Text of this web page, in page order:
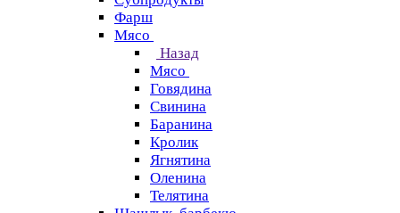
Фарш
Мясо
Назад
Мясо
Говядина
Свинина
Баранина
Кролик
Ягнятина
Оленина
Телятина